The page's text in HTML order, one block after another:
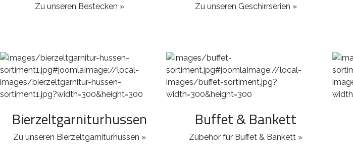
Zu unseren Bestecken » Zu unseren Geschirrserien »
Bierzeltgarniturhussen
Zu unseren Bierzeltgarniturhussen »
Buffet & Bankett
Zubehör für Buffet & Bankett »